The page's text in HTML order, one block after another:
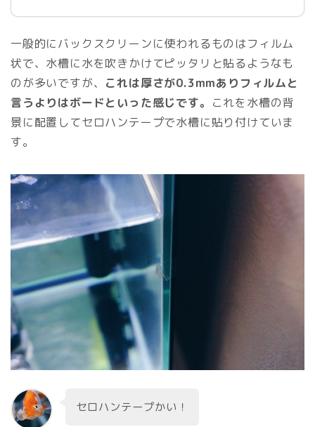
一般的にバックスクリーンに使われるものはフィルム
状で、水槽に水を吹きかけてピッタリと貼るようなも
のが多いですが、 これは厚さが0.3mmありフィルムと
言うよりはボードといった感じです。 これを水槽の背
景に配置してセロハンテープで水槽に貼り付けていま
す。
セロハンテープかい！